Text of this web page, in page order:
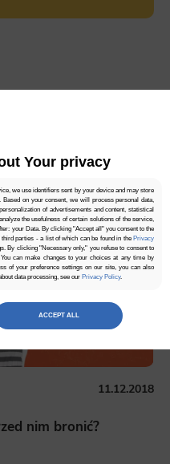
Your privacy
we use identifiers sent by your device and may store
on your consent, we will process personal data,
of advertisements and content, statistical
the usefulness of certain solutions of the service,
your Data. By clicking "Accept all" you consent to the
parties - a list of which can be found in the Privacy
By clicking "Necessary only," you refuse to consent to
can make changes to your choices at any time by
of your preference settings on our site, you can also
data processing, see our Privacy Policy.
access to specific areas of the website. The website
ACCEPT ALL
11.12.2018
nim bronić?